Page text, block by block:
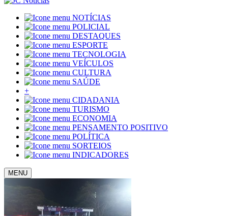
NOTÍCIAS
POLICIAL
DESTAQUES
ESPORTE
TECNOLOGIA
VEÍCULOS
CULTURA
SAÚDE
+
CIDADANIA
TURISMO
ECONOMIA
PENSAMENTO POSITIVO
POLÍTICA
SORTEIOS
INDICADORES
MENU